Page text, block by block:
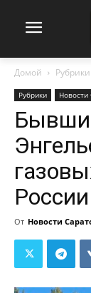
Домой Рубрики
Рубрики Новости
России
От Новости